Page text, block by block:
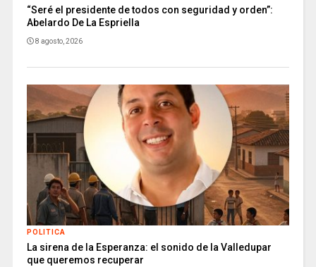
“Seré el presidente de todos con seguridad y orden”:
Abelardo De La Espriella
8 agosto, 2026
POLITICA
La sirena de la Esperanza: el sonido de la Valledupar
que queremos recuperar